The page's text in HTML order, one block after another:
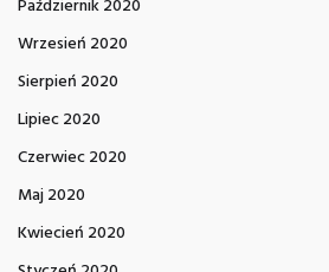
Październik 2020
Wrzesień 2020
Sierpień 2020
Lipiec 2020
Czerwiec 2020
Maj 2020
Kwiecień 2020